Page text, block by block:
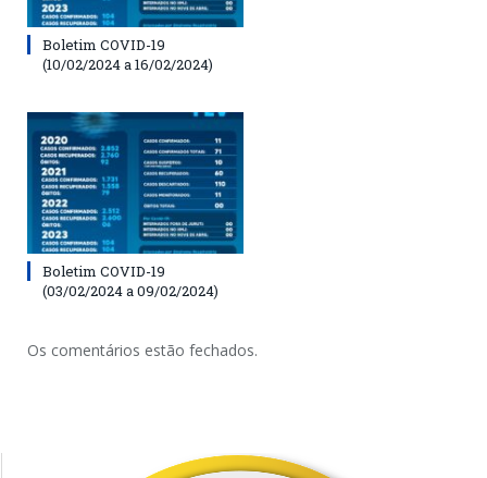
Boletim COVID-19
(10/02/2024 a 16/02/2024)
Boletim COVID-19
(03/02/2024 a 09/02/2024)
Os comentários estão fechados.